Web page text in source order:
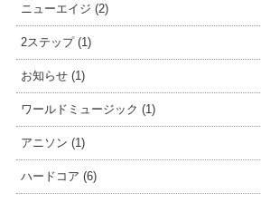
ニューエイジ (2)
2ステップ (1)
お知らせ (1)
ワールドミュージック (1)
アニソン (1)
ハードコア (6)